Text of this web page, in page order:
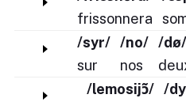
frissonnera
/syr/
sur
/no/
nos
/dø/
/lemosijɔ̃/ /